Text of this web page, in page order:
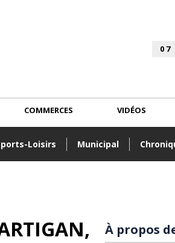
Loisirs Municipal
COMMERCES VIDÉOS
,
À propos